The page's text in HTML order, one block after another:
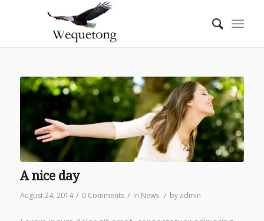
A nice day
August 24, 2014 / 0 Comments / in News / by admin